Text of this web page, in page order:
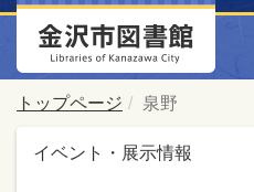
トップページ 泉野
イベント・展示情報